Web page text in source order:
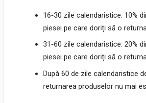
16-30 zile calendaristice: 10%
piesei pe care doriți să o
31-60 zile calendaristice: 20%
piesei pe care doriți să o
După 60 de zile calendaristice
returnarea produselor nu mai